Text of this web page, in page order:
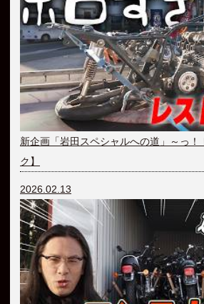
新企画「岩田スペシャルへの道」～っ
ク】
2026.02.13